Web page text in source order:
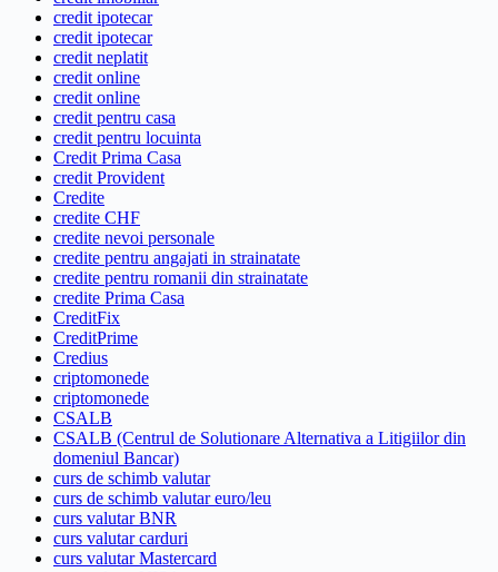
credit ipotecar
credit ipotecar
credit neplatit
credit online
credit online
credit pentru casa
credit pentru locuinta
Credit Prima Casa
credit Provident
Credite
credite CHF
credite nevoi personale
credite pentru angajati in strainatate
credite pentru romanii din strainatate
credite Prima Casa
CreditFix
CreditPrime
Credius
criptomonede
criptomonede
CSALB
CSALB (Centrul de Solutionare Alternativa a Litigiilor din
domeniul Bancar)
curs de schimb valutar
curs de schimb valutar euro/leu
curs valutar BNR
curs valutar carduri
curs valutar Mastercard